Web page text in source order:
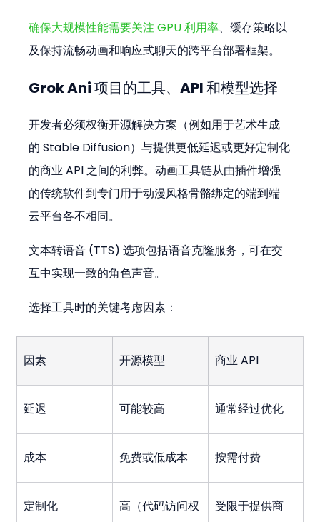
确保大规模性能需要关注 GPU 利用率、缓存策略以
及保持流畅动画和响应式聊天的跨平台部署框架。
Grok Ani 项目的工具、API 和模型选择
开发者必须权衡开源解决方案（例如用于艺术生成
的 Stable Diffusion）与提供更低延迟或更好定制化
的商业 API 之间的利弊。动画工具链从由插件增强
的传统软件到专门用于动漫风格骨骼绑定的端到端
云平台各不相同。
文本转语音 (TTS) 选项包括语音克隆服务，可在交
互中实现一致的角色声音。
选择工具时的关键考虑因素：
因素 开源模型 商业 API
延迟 可能较高 通常经过优化
成本 免费或低成本 按需付费
定制化
高（代码访问权
受限于提供商